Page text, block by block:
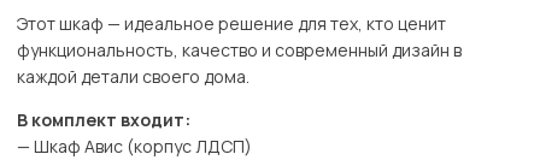
Этот шкаф — идеальное решение для тех, кто ценит
функциональность, качество и современный дизайн в
каждой детали своего дома.
В комплект входит:
— Шкаф Авис (корпус ЛДСП)